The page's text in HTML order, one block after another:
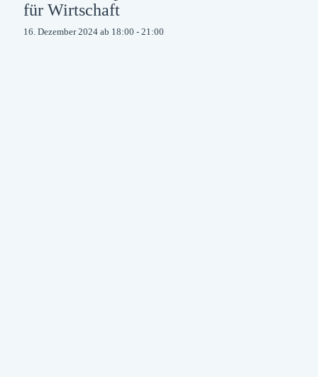
für Wirtschaft
16. Dezember 2024 ab 18:00 - 21:00